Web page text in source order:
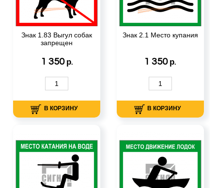
Знак 1.83 Выгул собак
запрещен
1 350 р.
В КОРЗИНУ
Знак 2.1 Место купания
1 350 р.
В КОРЗИНУ